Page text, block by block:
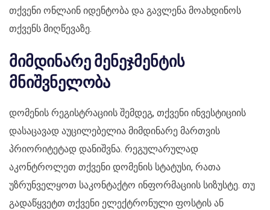
თქვენი ონლაინ იდენტობა და გავლენა მოახდინოს
თქვენს მიღწევაზე.
მიმდინარე მენეჯმენტის
მნიშვნელობა
დომენის რეგისტრაციის შემდეგ, თქვენი ინვესტიციის
დასაცავად აუცილებელია მიმდინარე მართვის
პრიორიტეტად დანიშვნა. რეგულარულად
აკონტროლეთ თქვენი დომენის სტატუსი, რათა
უზრუნველყოთ საკონტაქტო ინფორმაციის სიზუსტე. თუ
გადაწყვეტთ თქვენი ელექტრონული ფოსტის ან